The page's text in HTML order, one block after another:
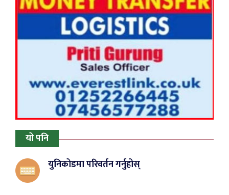
यो पनि
युनिकोडमा परिवर्तन गर्नुहोस्